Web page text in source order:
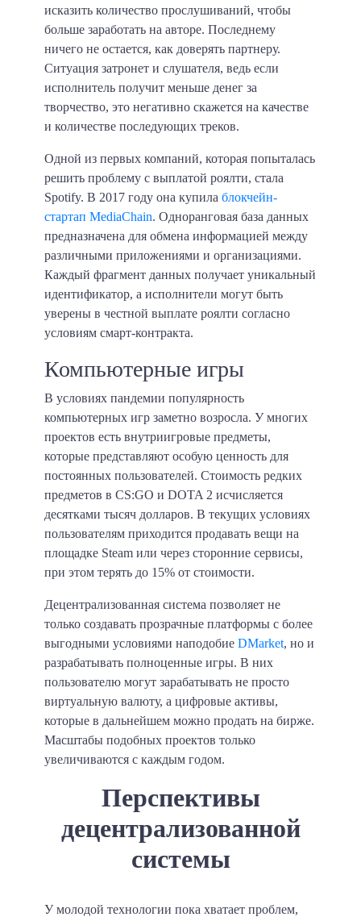
исказить количество прослушиваний, чтобы
больше заработать на авторе. Последнему
ничего не остается, как доверять партнеру.
Ситуация затронет и слушателя, ведь если
исполнитель получит меньше денег за
творчество, это негативно скажется на качестве
и количестве последующих треков.
Одной из первых компаний, которая попыталась
решить проблему с выплатой роялти, стала
Spotify. В 2017 году она купила блокчейн-
стартап MediaChain. Одноранговая база данных
предназначена для обмена информацией между
различными приложениями и организациями.
Каждый фрагмент данных получает уникальный
идентификатор, а исполнители могут быть
уверены в честной выплате роялти согласно
условиям смарт-контракта.
Компьютерные игры
В условиях пандемии популярность
компьютерных игр заметно возросла. У многих
проектов есть внутриигровые предметы,
которые представляют особую ценность для
постоянных пользователей. Стоимость редких
предметов в CS:GO и DOTA 2 исчисляется
десятками тысяч долларов. В текущих условиях
пользователям приходится продавать вещи на
площадке Steam или через сторонние сервисы,
при этом терять до 15% от стоимости.
Децентрализованная система позволяет не
только создавать прозрачные платформы с более
выгодными условиями наподобие DMarket, но и
разрабатывать полноценные игры. В них
пользователю могут зарабатывать не просто
виртуальную валюту, а цифровые активы,
которые в дальнейшем можно продать на бирже.
Масштабы подобных проектов только
увеличиваются с каждым годом.
Перспективы
децентрализованной
системы
У молодой технологии пока хватает проблем,